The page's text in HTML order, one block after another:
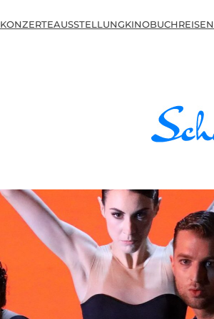
KONZERTEAUSSTELLUNGKINOBUCHREISEN